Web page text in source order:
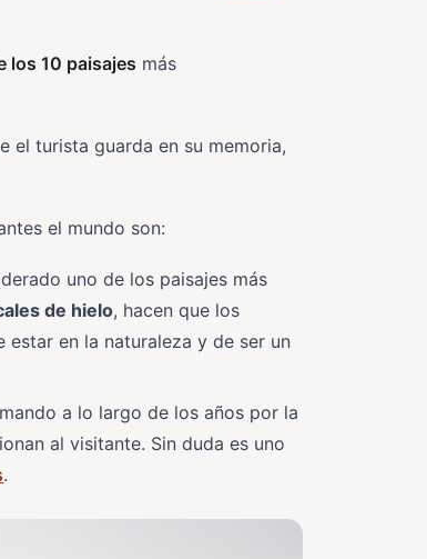
los 10 paisajes más
el turista guarda en su memoria,
el mundo son:
uno de los paisajes más
de hielo, hacen que los
estar en la naturaleza y de ser un
a lo largo de los años por la
al visitante. Sin duda es uno
.